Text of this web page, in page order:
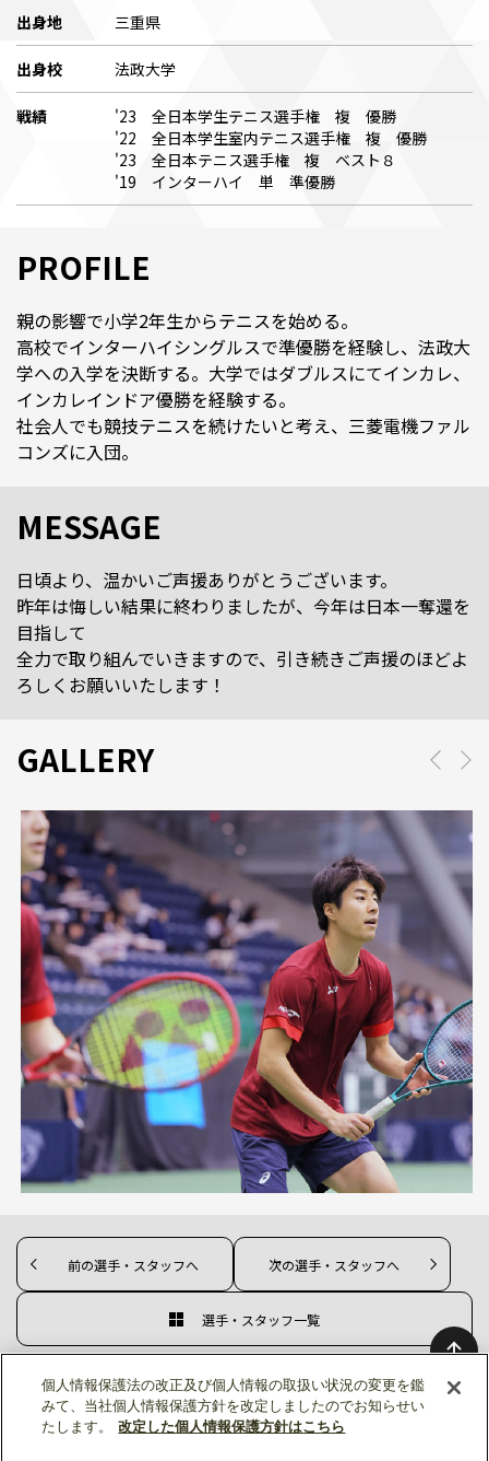
出身地 三重県
出身校 法政大学
戦績
'23 全日本学生テニス選手権 複 優勝
'22 全日本学生室内テニス選手権 複 優勝
'23 全日本テニス選手権 複 ベスト８
'19 インターハイ 単 準優勝
PROFILE
親の影響で小学2年生からテニスを始める。
高校でインターハイシングルスで準優勝を経験し、法政大
学への入学を決断する。大学ではダブルスにてインカレ、
インカレインドア優勝を経験する。
社会人でも競技テニスを続けたいと考え、三菱電機ファル
コンズに入団。
MESSAGE
日頃より、温かいご声援ありがとうございます。
昨年は悔しい結果に終わりましたが、今年は日本一奪還を
目指して
全力で取り組んでいきますので、引き続きご声援のほどよ
ろしくお願いいたします！
GALLERY
前の選手・スタッフへ 次の選手・スタッフへ
選手・スタッフ一覧
個人情報保護法の改正及び個人情報の取扱い状況の変更を鑑
みて、当社個人情報保護方針を改定しましたのでお知らせい
たします。
改定した個人情報保護方針はこちら